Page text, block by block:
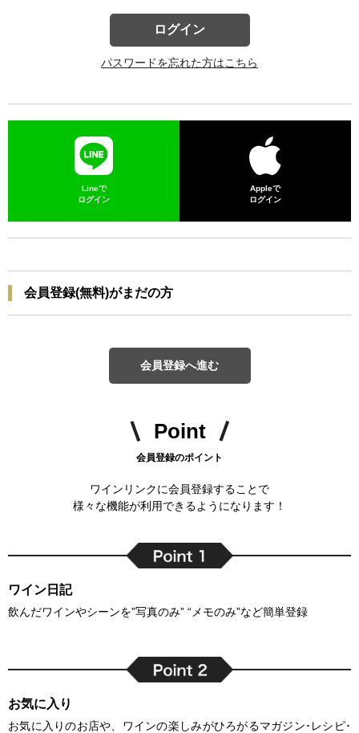
ログイン
パスワードを忘れた方はこちら
Lineで
ログイン
Appleで
ログイン
会員登録(無料)がまだの方
会員登録へ進む
Point
会員登録のポイント
ワインリンクに会員登録することで
様々な機能が利用できるようになります！
ワイン日記
飲んだワインやシーンを”写真のみ” “メモのみ”など簡単登録
お気に入り
お気に入りのお店や、ワインの楽しみがひろがるマガジン･レシピ･